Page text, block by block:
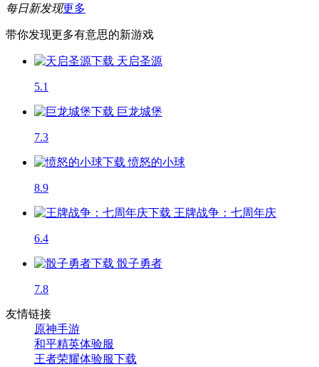
每日新发现更多
带你发现更多有意思的新游戏
天启圣源
5.1
巨龙城堡
7.3
愤怒的小球
8.9
王牌战争：七周年庆
6.4
骰子勇者
7.8
友情链接
原神手游
和平精英体验服
王者荣耀体验服下载